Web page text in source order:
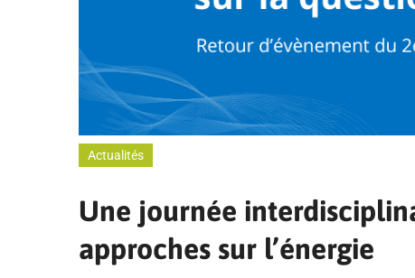
Actualités
Une journée
approches sur l’énergie